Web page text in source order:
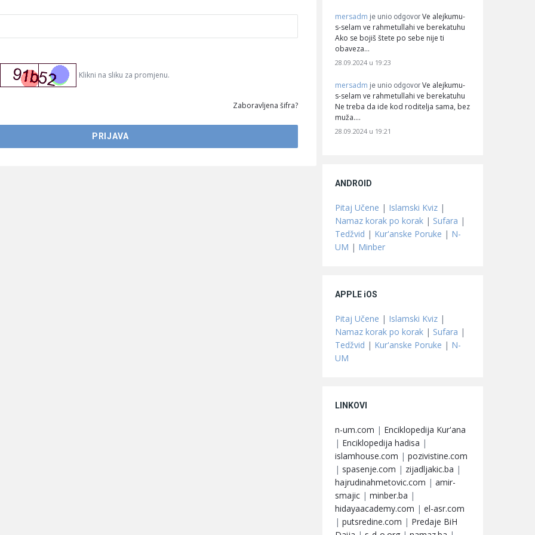
Klikni na sliku za promjenu.
Zaboravljena šifra?
mersadm je unio odgovor Ve alejkumu-
s-selam ve rahmetullahi ve berekatuhu
Ako se bojiš štete po sebe nije ti
obaveza…
28.09.2024 u 19:23
mersadm je unio odgovor Ve alejkumu-
s-selam ve rahmetullahi ve berekatuhu
Ne treba da ide kod roditelja sama, bez
muža.…
28.09.2024 u 19:21
ANDROID
Pitaj Učene | Islamski Kviz |
Namaz korak po korak | Sufara |
Tedžvid | Kur'anske Poruke | N-
UM | Minber
APPLE iOS
Pitaj Učene | Islamski Kviz |
Namaz korak po korak | Sufara |
Tedžvid | Kur'anske Poruke | N-
UM
LINKOVI
n-um.com | Enciklopedija Kur'ana
| Enciklopedija hadisa |
islamhouse.com | pozivistine.com
| spasenje.com | zijadljakic.ba |
hajrudinahmetovic.com | amir-
smajic | minber.ba |
hidayaacademy.com | el-asr.com
| putsredine.com | Predaje BiH